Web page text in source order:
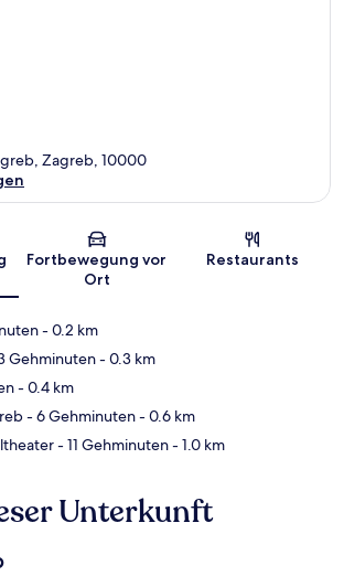
Karte
Zagreb, 10000
Fortbewegung vor
Ort
Restaurants
- 0.2 km
Gehminuten- 0.3 km
- 0.4 km
- 6 Gehminuten- 0.6 km
- 11 Gehminuten- 1.0 km
Unterkunft